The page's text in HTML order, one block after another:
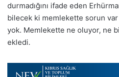
durmadığını ifade eden
bilecek ki memlekette sorun
yok. Memlekette ne oluyor, ne
ekledi.